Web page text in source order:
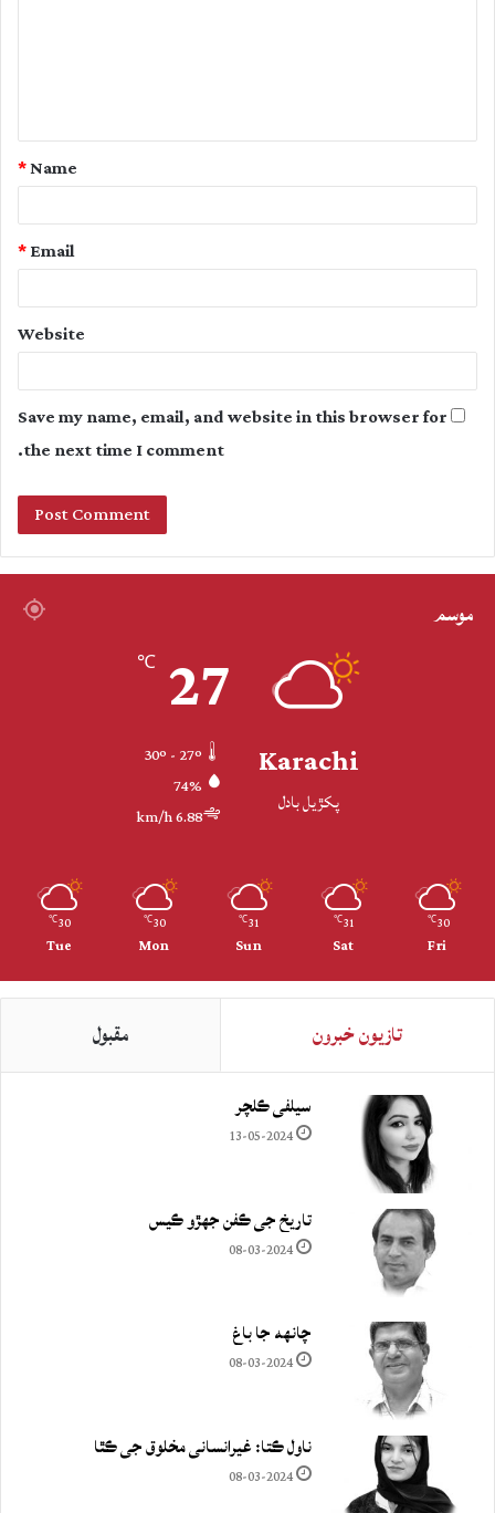
t
Name
*
Email
*
Website
Save my name, email, and website in this browser for
the next time I comment.
موسم
Karachi
پکڙيل بادل
27
℃
74%
6.88 km/h
30
℃
Fri
31
℃
Sat
31
℃
Sun
30
℃
Mon
30
℃
Tue
تازيون خبرون مقبول
سيلفي ڪلچر
13-05-2024
تاريخ جي ڪفن جھڙو ڪيس
08-03-2024
چانهه جا باغ
08-03-2024
ناول ڪتا: غيرانساني مخلوق جي ڪٿا
08-03-2024